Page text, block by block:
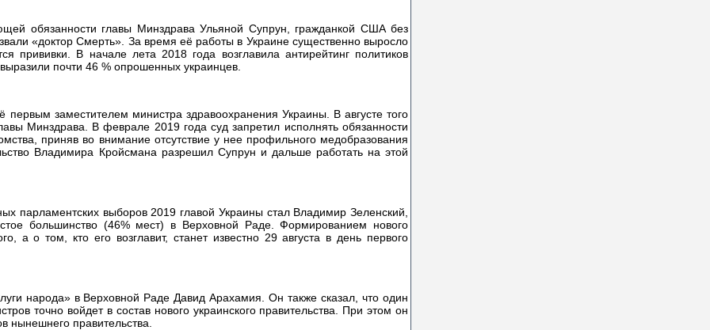
обязанности главы Минздрава Ульяной Супрун, гражданкой США без
«доктор Смерть». За время её работы в Украине существенно выросло
прививки. В начале лета 2018 года возглавила антирейтинг политиков
почти 46 % опрошенных украинцев.
первым заместителем министра здравоохранения Украины. В августе того
Минздрава. В феврале 2019 года суд запретил исполнять обязанности
приняв во внимание отсутствие у нее профильного медобразования
Владимира Кройсмана разрешил Супрун и дальше работать на этой
парламентских выборов 2019 главой Украины стал Владимир Зеленский,
большинство (46% мест) в Верховной Раде. Формированием нового
а о том, кто его возглавит, станет известно 29 августа в день первого
народа» в Верховной Раде Давид Арахамия. Он также сказал, что один
точно войдет в состав нового украинского правительства. При этом он
нынешнего правительства.